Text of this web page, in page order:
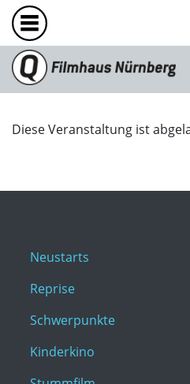
Diese Veranstaltung ist
Neustarts
Reprise
Schwerpunkte
Kinderkino